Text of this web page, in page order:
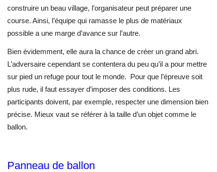
construire un beau village, l’organisateur peut préparer une
course. Ainsi, l’équipe qui ramasse le plus de matériaux
possible a une marge d’avance sur l’autre.
Bien évidemment, elle aura la chance de créer un grand abri.
L’adversaire cependant se contentera du peu qu’il a pour mettre
sur pied un refuge pour tout le monde. Pour que l’épreuve soit
plus rude, il faut essayer d’imposer des conditions. Les
participants doivent, par exemple, respecter une dimension bien
précise. Mieux vaut se référer à la taille d’un objet comme le
ballon.
Panneau de ballon